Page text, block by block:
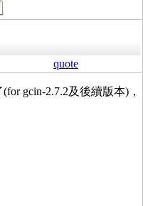
quote
gcin-2.7.2及後續版本)，